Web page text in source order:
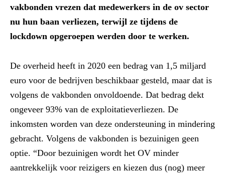
vakbonden vrezen dat medewerkers in de ov sector
nu hun baan verliezen, terwijl ze tijdens de
lockdown opgeroepen werden door te werken.
De overheid heeft in 2020 een bedrag van 1,5 miljard
euro voor de bedrijven beschikbaar gesteld, maar dat is
volgens de vakbonden onvoldoende. Dat bedrag dekt
ongeveer 93% van de exploitatieverliezen. De
inkomsten worden van deze ondersteuning in mindering
gebracht. Volgens de vakbonden is bezuinigen geen
optie. “Door bezuinigen wordt het OV minder
aantrekkelijk voor reizigers en kiezen dus (nog) meer